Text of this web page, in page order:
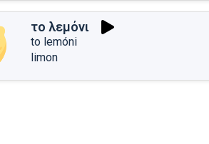
το λεμόνι
to lemóni
limon